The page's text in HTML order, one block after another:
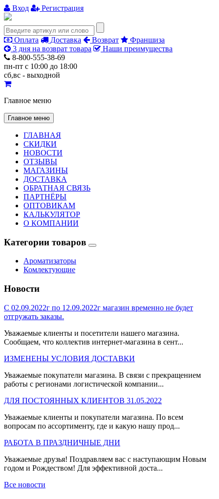
Вход Регистрация
Оплата Доставка Возврат
Франшиза
3 дня на возврат товара
Наши преимущества
8-800-555-38-69
пн-пт с 10:00 до 18:00
сб,вс - выходной
Главное меню
Главное меню
ГЛАВНАЯ
СКИДКИ
НОВОСТИ
ОТЗЫВЫ
МАГАЗИНЫ
ДОСТАВКА
ОБРАТНАЯ СВЯЗЬ
ПАРТНЁРЫ
ОПТОВИКАМ
КАЛЬКУЛЯТОР
О КОМПАНИИ
Категории товаров
Ароматизаторы
Комлектующие
Новости
С 02.09.2022г по 12.09.2022г магазин временно не будет
отгружать заказы.
Уважаемые клиенты и посетители нашего магазина.
Сообщаем, что коллектив интернет-магазина в сент...
ИЗМЕНЕНЫ УСЛОВИЯ ДОСТАВКИ
Уважаемые покупатели магазина. В связи с прекращением
работы с регионами логистической компании...
ДЛЯ ПОСТОЯННЫХ КЛИЕНТОВ 31.05.2022
Уважаемые клиенты и покупатели магазина. По всем
вопросам по ассортименту, где и какую нашу прод...
РАБОТА В ПРАЗДНИЧНЫЕ ДНИ
Уважаемые друзья! Поздравляем вас с наступающим Новым
годом и Рождеством! Для эффективной доста...
Все новости